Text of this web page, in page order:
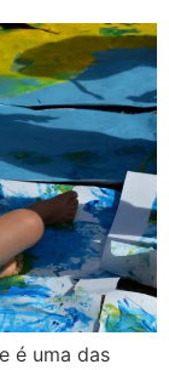
é uma das